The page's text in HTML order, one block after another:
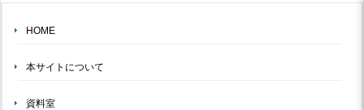
HOME
本サイトについて
資料室